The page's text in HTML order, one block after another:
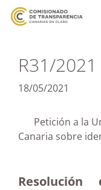
R31/2021
18/05/2021
Petición a la
Canaria sobre